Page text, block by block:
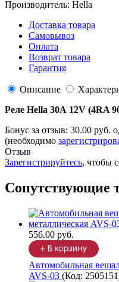
Производитель: Hella
Доставка товара
Самовывоз
Оплата
Возврат товара
Гарантия
Описание
Реле Hella 30А 12V (4RA
Бонус за отзыв: 30.00 руб.
(необходимо
Отзыв
Зарегистрируйтесь, чтобы
Сопутствующие
556.00 руб.
Автомобильная
AVS-03 (Код: 2505151